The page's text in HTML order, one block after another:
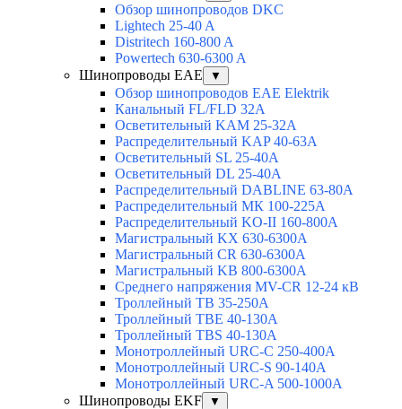
Обзор шинопроводов DKC
Lightech 25-40 A
Distritech 160-800 A
Powertech 630-6300 A
Шинопроводы EAE
▼
Обзор шинопроводов EAE Elektrik
Канальный FL/FLD 32A
Осветительный KAM 25-32А
Распределительный KAP 40-63A
Осветительный SL 25-40А
Осветительный DL 25-40А
Распределительный DABLINE 63-80A
Распределительный МК 100-225А
Распределительный KO-II 160-800А
Магистральный KX 630-6300А
Магистральный CR 630-6300А
Магистральный KB 800-6300А
Среднего напряжения MV-CR 12-24 кВ
Троллейный TB 35-250A
Троллейный TBE 40-130A
Троллейный TBS 40-130A
Монотроллейный URC-C 250-400A
Монотроллейный URC-S 90-140A
Монотроллейный URC-A 500-1000A
Шинопроводы EKF
▼